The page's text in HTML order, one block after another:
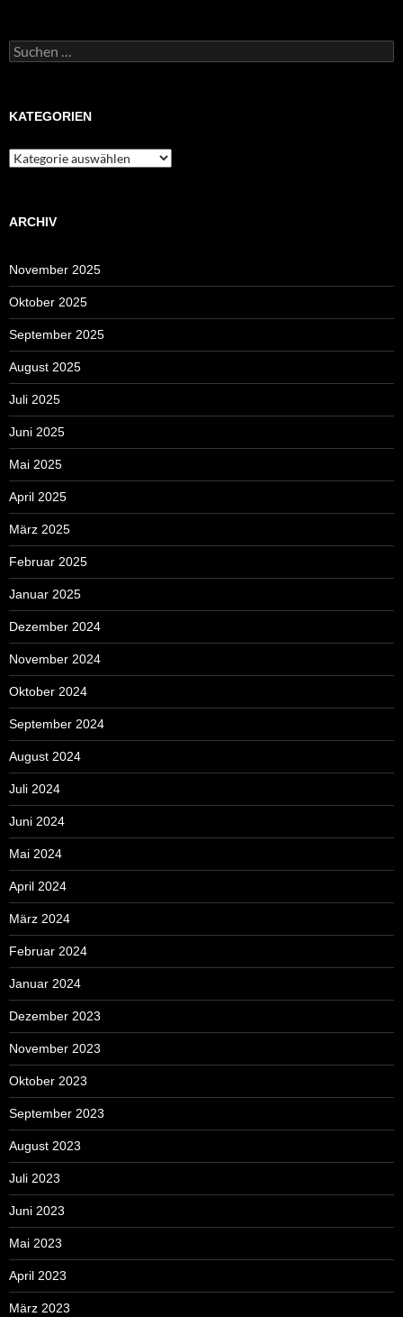
Suchen
nach:
KATEGORIEN
Kategorien
ARCHIV
November 2025
Oktober 2025
September 2025
August 2025
Juli 2025
Juni 2025
Mai 2025
April 2025
März 2025
Februar 2025
Januar 2025
Dezember 2024
November 2024
Oktober 2024
September 2024
August 2024
Juli 2024
Juni 2024
Mai 2024
April 2024
März 2024
Februar 2024
Januar 2024
Dezember 2023
November 2023
Oktober 2023
September 2023
August 2023
Juli 2023
Juni 2023
Mai 2023
April 2023
März 2023